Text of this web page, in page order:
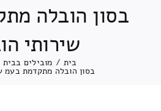
בסון הובלה
שירותי
בית / מובילים
בסון הובלה מתקדמת בעמ